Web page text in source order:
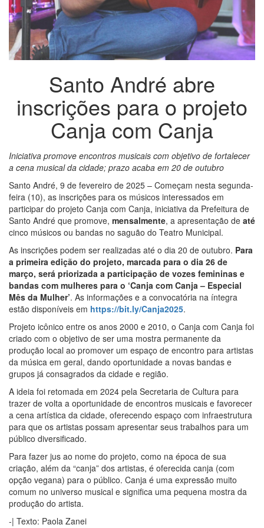
Santo André abre
inscrições para o projeto
Canja com Canja
Iniciativa promove encontros musicais com objetivo de fortalecer
a cena musical da cidade; prazo acaba em 20 de outubro
Santo André, 9 de fevereiro de 2025 – Começam nesta segunda-
feira (10), as inscrições para os músicos interessados em
participar do projeto Canja com Canja, iniciativa da Prefeitura de
Santo André que promove, mensalmente, a apresentação de até
cinco músicos ou bandas no saguão do Teatro Municipal.
As inscrições podem ser realizadas até o dia 20 de outubro. Para
a primeira edição do projeto, marcada para o dia 26 de
março, será priorizada a participação de vozes femininas e
bandas com mulheres para o ‘Canja com Canja – Especial
Mês da Mulher’. As informações e a convocatória na íntegra
estão disponíveis em https://bit.ly/Canja2025.
Projeto icônico entre os anos 2000 e 2010, o Canja com Canja foi
criado com o objetivo de ser uma mostra permanente da
produção local ao promover um espaço de encontro para artistas
da música em geral, dando oportunidade a novas bandas e
grupos já consagrados da cidade e região.
A ideia foi retomada em 2024 pela Secretaria de Cultura para
trazer de volta a oportunidade de encontros musicais e favorecer
a cena artística da cidade, oferecendo espaço com infraestrutura
para que os artistas possam apresentar seus trabalhos para um
público diversificado.
Para fazer jus ao nome do projeto, como na época de sua
criação, além da “canja” dos artistas, é oferecida canja (com
opção vegana) para o público. Canja é uma expressão muito
comum no universo musical e significa uma pequena mostra da
produção do artista.
-| Texto: Paola Zanei